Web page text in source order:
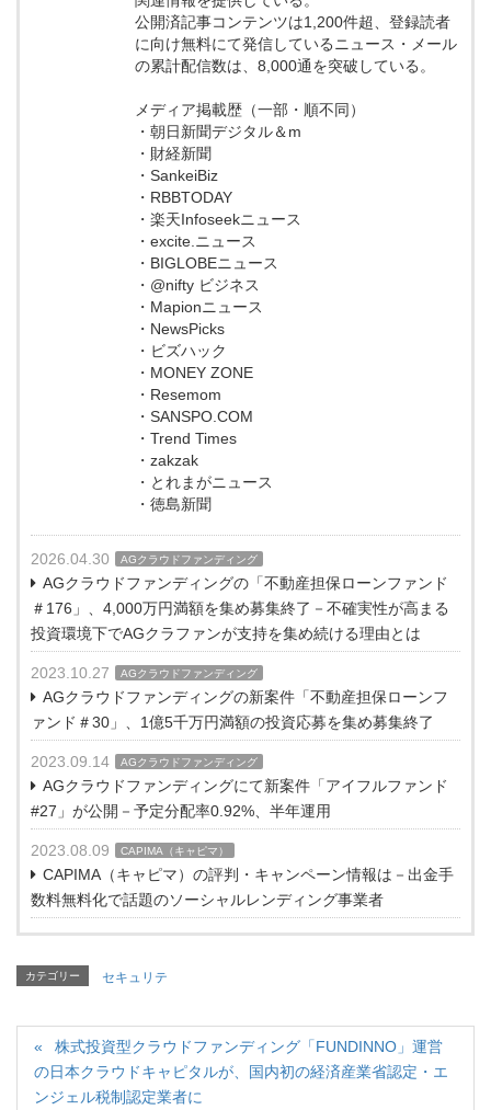
公開済記事コンテンツは1,200件超、登録読者
に向け無料にて発信しているニュース・メール
の累計配信数は、8,000通を突破している。
メディア掲載歴（一部・順不同）
・朝日新聞デジタル＆m
・財経新聞
・SankeiBiz
・RBBTODAY
・楽天Infoseekニュース
・excite.ニュース
・BIGLOBEニュース
・@nifty ビジネス
・Mapionニュース
・NewsPicks
・ビズハック
・MONEY ZONE
・Resemom
・SANSPO.COM
・Trend Times
・zakzak
・とれまがニュース
・徳島新聞
2026.04.30 AGクラウドファンディング
AGクラウドファンディングの「不動産担保ローンファンド
＃176」、4,000万円満額を集め募集終了－不確実性が高まる
投資環境下でAGクラファンが支持を集め続ける理由とは
2023.10.27 AGクラウドファンディング
AGクラウドファンディングの新案件「不動産担保ローンフ
ァンド＃30」、1億5千万円満額の投資応募を集め募集終了
2023.09.14 AGクラウドファンディング
AGクラウドファンディングにて新案件「アイフルファンド
#27」が公開－予定分配率0.92%、半年運用
2023.08.09 CAPIMA（キャピマ）
CAPIMA（キャピマ）の評判・キャンペーン情報は－出金手
数料無料化で話題のソーシャルレンディング事業者
カテゴリー セキュリテ
株式投資型クラウドファンディング「FUNDINNO」運営
の日本クラウドキャピタルが、国内初の経済産業省認定・エ
ンジェル税制認定業者に